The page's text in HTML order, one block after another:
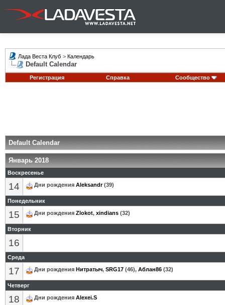
Лада Веста Клуб > Календарь
Default Calendar
Регистрация Справка Сообщество
Default Calendar
Январь 2018
Воскресенье
14 Дни рождения Aleksandr(39)
Понедельник
15 Дни рождения Zlokot, xindians (32)
Вторник
16
Среда
17 Дни рождения Нитратыч, SRG17 (46), Аблан86 (32)
Четверг
18 Дни рождения Alexei.S